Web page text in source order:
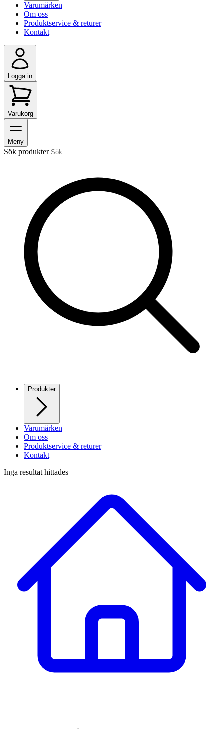
Varumärken
Om oss
Produktservice & returer
Kontakt
Logga in
Varukorg
Meny
Sök produkter
Produkter
Varumärken
Om oss
Produktservice & returer
Kontakt
Inga resultat hittades